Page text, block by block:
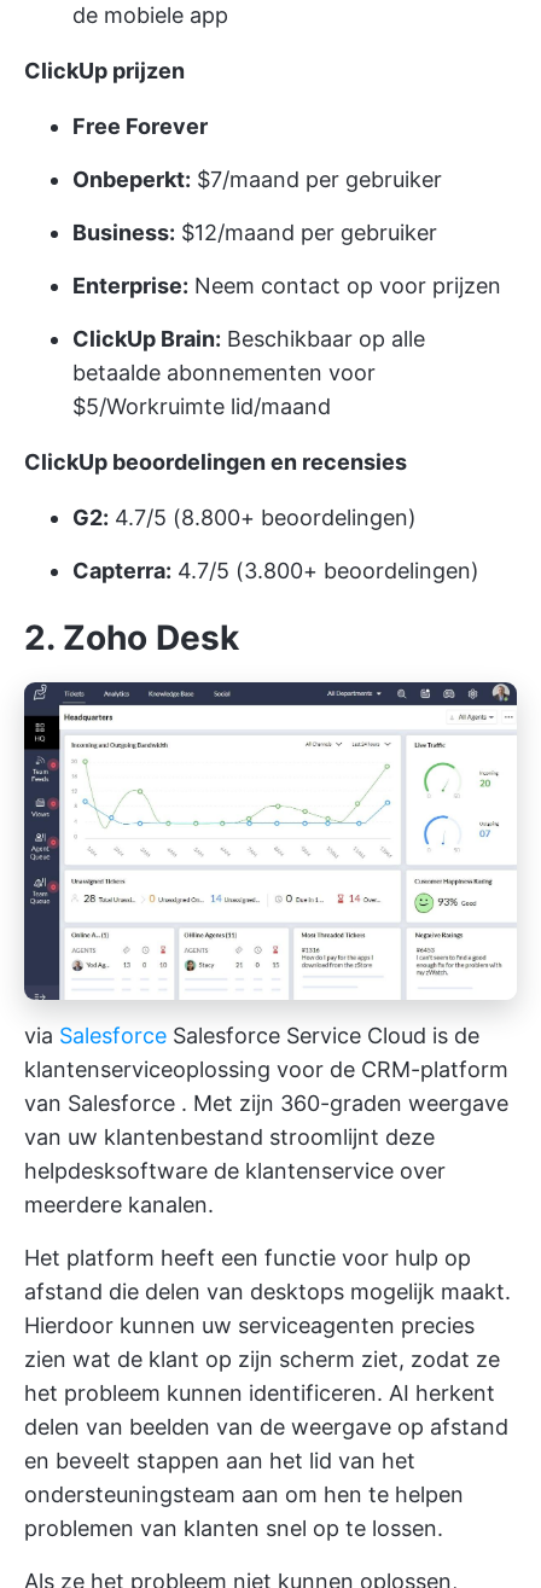
de mobiele app
ClickUp prijzen
Free Forever
Onbeperkt: $7/maand per gebruiker
Business: $12/maand per gebruiker
Enterprise: Neem contact op voor prijzen
ClickUp Brain: Beschikbaar op alle
betaalde abonnementen voor
$5/Workruimte lid/maand
ClickUp beoordelingen en recensies
G2: 4.7/5 (8.800+ beoordelingen)
Capterra: 4.7/5 (3.800+ beoordelingen)
2. Zoho Desk
via Salesforce Salesforce Service Cloud is de
klantenserviceoplossing voor de CRM-platform
van Salesforce . Met zijn 360-graden weergave
van uw klantenbestand stroomlijnt deze
helpdesksoftware de klantenservice over
meerdere kanalen.
Het platform heeft een functie voor hulp op
afstand die delen van desktops mogelijk maakt.
Hierdoor kunnen uw serviceagenten precies
zien wat de klant op zijn scherm ziet, zodat ze
het probleem kunnen identificeren. AI herkent
delen van beelden van de weergave op afstand
en beveelt stappen aan het lid van het
ondersteuningsteam aan om hen te helpen
problemen van klanten snel op te lossen.
Als ze het probleem niet kunnen oplossen,